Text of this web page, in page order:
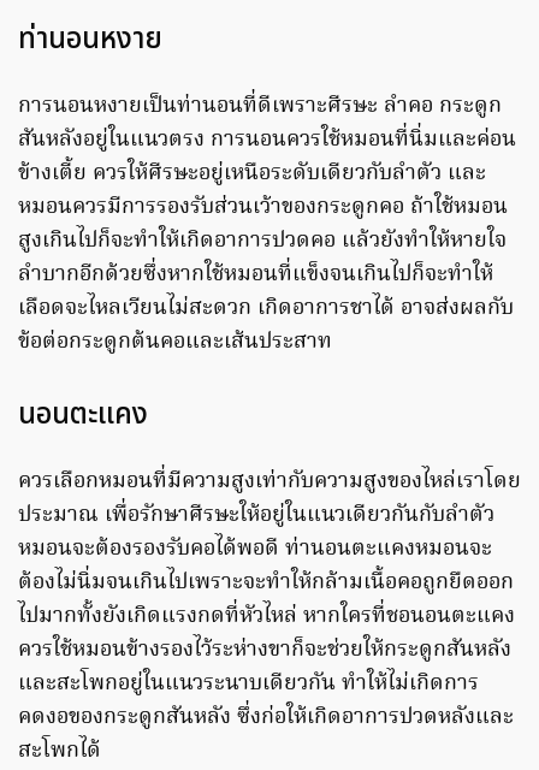
ท่านอนหงาย
การนอนหงายเป็นท่านอนที่ดีเพราะศีรษะ ลำคอ กระดูก
สันหลังอยู่ในแนวตรง การนอนควรใช้หมอนที่นิ่มและค่อน
ข้างเตี้ย ควรให้ศีรษะอยู่เหนือระดับเดียวกับลำตัว และ
หมอนควรมีการรองรับส่วนเว้าของกระดูกคอ ถ้าใช้หมอน
สูงเกินไปก็จะทำให้เกิดอาการปวดคอ แล้วยังทำให้หายใจ
ลำบากอีกด้วยซึ่งหากใช้หมอนที่แข็งจนเกินไปก็จะทำให้
เลือดจะไหลเวียนไม่สะดวก เกิดอาการชาได้ อาจส่งผลกับ
ข้อต่อกระดูกต้นคอและเส้นประสาท
นอนตะแคง
ควรเลือกหมอนที่มีความสูงเท่ากับความสูงของไหล่เราโดย
ประมาณ เพื่อรักษาศีรษะให้อยู่ในแนวเดียวกันกับลำตัว
หมอนจะต้องรองรับคอได้พอดี ท่านอนตะแคงหมอนจะ
ต้องไม่นิ่มจนเกินไปเพราะจะทำให้กล้ามเนื้อคอถูกยืดออก
ไปมากทั้งยังเกิดแรงกดที่หัวไหล่ หากใครที่ชอนอนตะแคง
ควรใช้หมอนข้างรองไว้ระห่างขาก็จะช่วยให้กระดูกสันหลัง
และสะโพกอยู่ในแนวระนาบเดียวกัน ทำให้ไม่เกิดการ
คดงอของกระดูกสันหลัง ซึ่งก่อให้เกิดอาการปวดหลังและ
สะโพกได้